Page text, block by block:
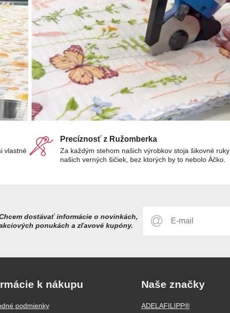
vlastné
Precíznosť z Ružomberka
Za každým stehom našich výrobkov stoja šikovné ruky
našich verných šičiek, bez ktorých by to nebolo Áčko.
dostávať informácie o novinkách,
ponukách a zľavové kupóny.
k nákupu
podmienky
Naše značky
ADELAFILIPP®